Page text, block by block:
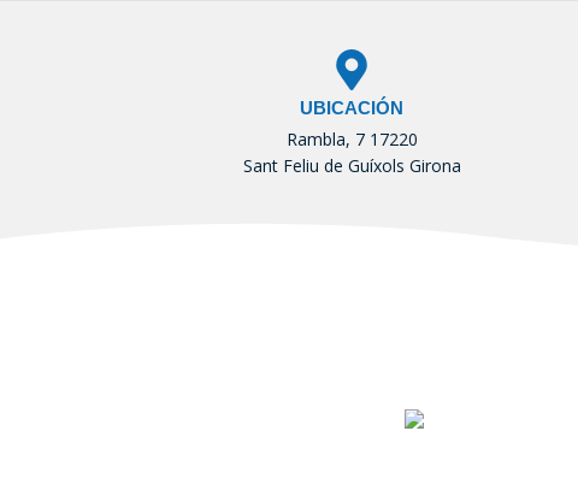
UBICACIÓN
Rambla, 7 17220
Sant Feliu de Guíxols Girona